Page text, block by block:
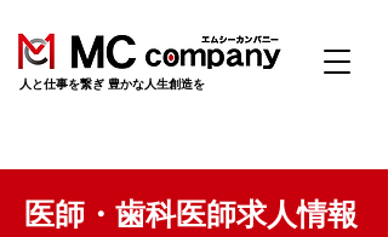
​人と仕事を繋ぎ 豊かな人生創造を
医師・歯科医師求人情報